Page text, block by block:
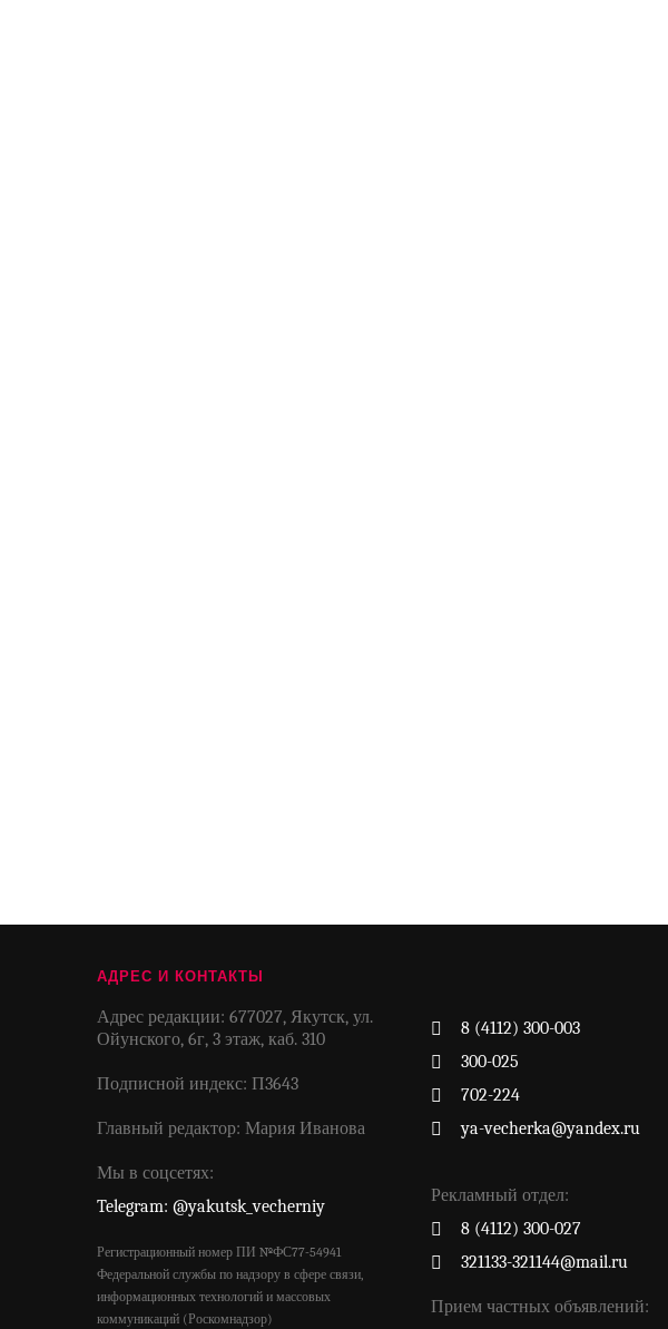
АДРЕС И КОНТАКТЫ
Адрес редакции: 677027, Якутск, ул.
Ойунского, 6г, 3 этаж, каб. 310
Подписной индекс: П3643
Главный редактор: Мария Иванова
Мы в соцсетях:
Telegram: @yakutsk_vecherniy
Регистрационный номер ПИ №ФС77-54941
Федеральной службы по надзору в сфере связи,
информационных технологий и массовых
коммуникаций (Роскомнадзор)
8 (4112) 300-003
300-025
702-224
ya-vecherka@yandex.ru
Рекламный отдел:
8 (4112) 300-027
321133-321144@mail.ru
Прием частных объявлений: